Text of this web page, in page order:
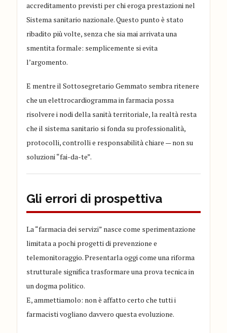
accreditamento previsti per chi eroga prestazioni nel
Sistema sanitario nazionale. Questo punto è stato
ribadito più volte, senza che sia mai arrivata una
smentita formale: semplicemente si evita
l’argomento.
E mentre il Sottosegretario Gemmato sembra ritenere
che un elettrocardiogramma in farmacia possa
risolvere i nodi della sanità territoriale, la realtà resta
che il sistema sanitario si fonda su professionalità,
protocolli, controlli e responsabilità chiare — non su
soluzioni “fai-da-te”.
Gli errori di prospettiva
La “farmacia dei servizi” nasce come sperimentazione
limitata a pochi progetti di prevenzione e
telemonitoraggio. Presentarla oggi come una riforma
strutturale significa trasformare una prova tecnica in
un dogma politico.
E, ammettiamolo: non è affatto certo che tutti i
farmacisti vogliano davvero questa evoluzione.